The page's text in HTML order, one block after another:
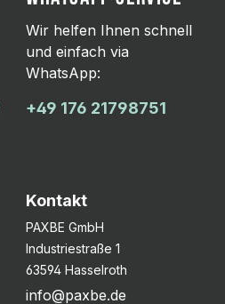
Wir helfen Ihnen schnell
und einfach via
WhatsApp:
+49 176 21798751
Kontakt
PAXBE GmbH
Industriestraße 1
63594 Hasselroth
info@paxbe.de